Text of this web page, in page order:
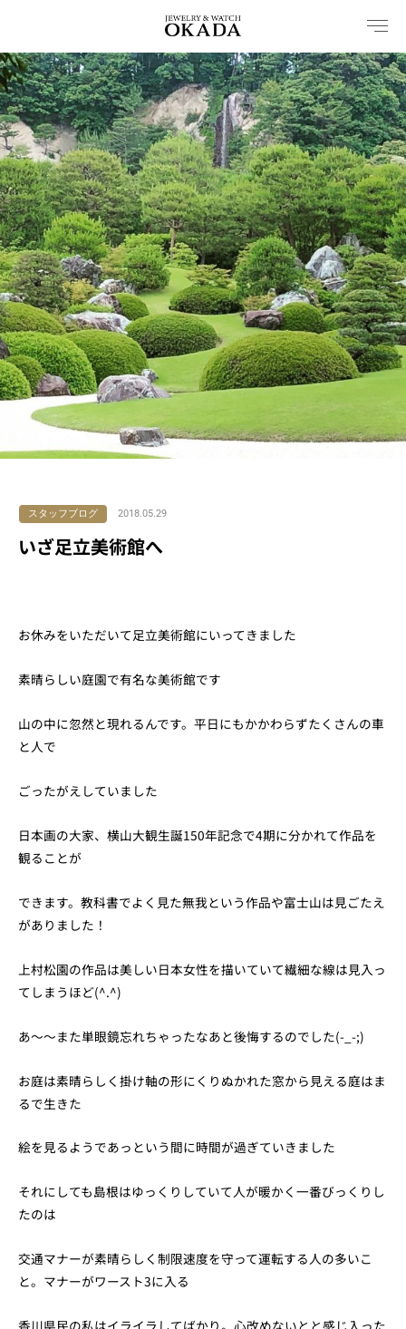
を
ス
キ
ッ
プ
スタッフブログ 2018.05.29
いざ足立美術館へ
お休みをいただいて足立美術館にいってきました
素晴らしい庭園で有名な美術館です
山の中に忽然と現れるんです。平日にもかかわらずたくさんの車
と人で
ごったがえしていました
日本画の大家、横山大観生誕150年記念で4期に分かれて作品を
観ることが
できます。教科書でよく見た無我という作品や富士山は見ごたえ
がありました！
上村松園の作品は美しい日本女性を描いていて繊細な線は見入っ
てしまうほど(^.^)
あ～～また単眼鏡忘れちゃったなあと後悔するのでした(-_-;)
お庭は素晴らしく掛け軸の形にくりぬかれた窓から見える庭はま
るで生きた
絵を見るようであっという間に時間が過ぎていきました
それにしても島根はゆっくりしていて人が暖かく一番びっくりし
たのは
交通マナーが素晴らしく制限速度を守って運転する人の多いこ
と。マナーがワースト3に入る